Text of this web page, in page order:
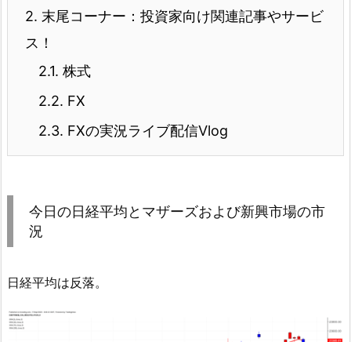
2. 末尾コーナー：投資家向け関連記事やサービ
ス！
2.1. 株式
2.2. FX
2.3. FXの実況ライブ配信Vlog
今日の日経平均とマザーズおよび新興市場の市
況
日経平均は反落。